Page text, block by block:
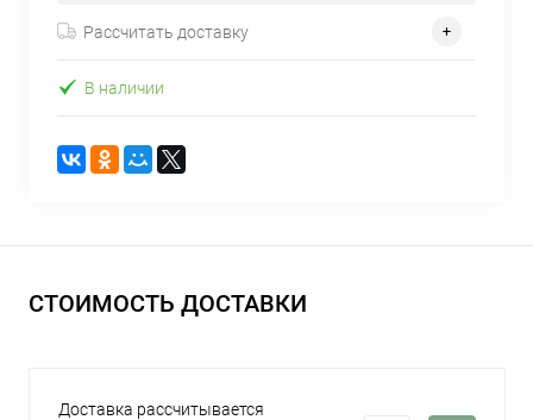
Рассчитать доставку
В наличии
СТОИМОСТЬ ДОСТАВКИ
Доставка рассчитывается